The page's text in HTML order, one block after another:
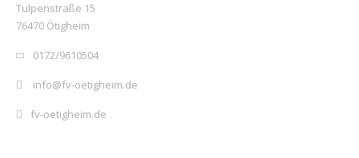
Tulpenstraße 15
76470 Ötigheim
0172/9610504
info@fv-oetigheim.de
fv-oetigheim.de